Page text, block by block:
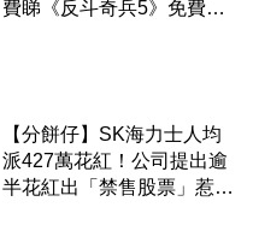
費睇《反斗奇兵5》免費包
【分餅仔】SK海力士人均
派427萬花紅！公司提出逾
半花紅出「禁售股票」惹工